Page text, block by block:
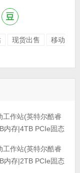
现货出售
移动
作站(英特尔酷睿
内存|4TB PCIe固态
作站(英特尔酷睿
内存|2TB PCIe固态